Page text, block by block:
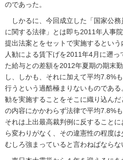
のであった。
しかるに、今回成立した「国家公務
に関する法律」とは即ち2011年人事
提出法案とをセットで実施するとい
人勧による賃下げを2011年4月に遡
た給与との差額を2012年夏期の期末
し、しかも、それに加えて平均7.8%
行うという過酷極まりないものであ
勧を実施することをそこに織り込ん
の内容にかかわらず法律で平均7.8%
それは上出最高裁判例に反すること
ら変わりがなく、その違憲性の程度
むしろ強まっていると言わねばならな